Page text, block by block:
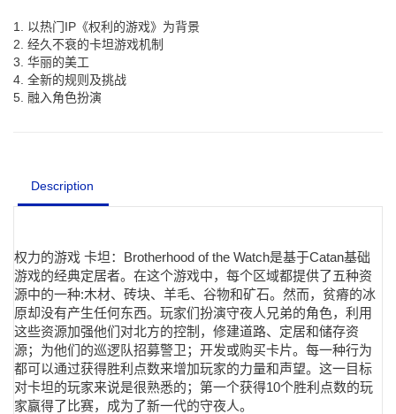
1. 以热门IP《权利的游戏》为背景
2. 经久不衰的卡坦游戏机制
3. 华丽的美工
4. 全新的规则及挑战
5. 融入角色扮演
Description
权力的游戏 卡坦：Brotherhood of the Watch是基于Catan基础
游戏的经典定居者。在这个游戏中，每个区域都提供了五种资
源中的一种:木材、砖块、羊毛、谷物和矿石。然而，贫瘠的冰
原却没有产生任何东西。玩家们扮演守夜人兄弟的角色，利用
这些资源加强他们对北方的控制，修建道路、定居和储存资
源；为他们的巡逻队招募警卫；开发或购买卡片。每一种行为
都可以通过获得胜利点数来增加玩家的力量和声望。这一目标
对卡坦的玩家来说是很熟悉的；第一个获得10个胜利点数的玩
家赢得了比赛，成为了新一代的守夜人。